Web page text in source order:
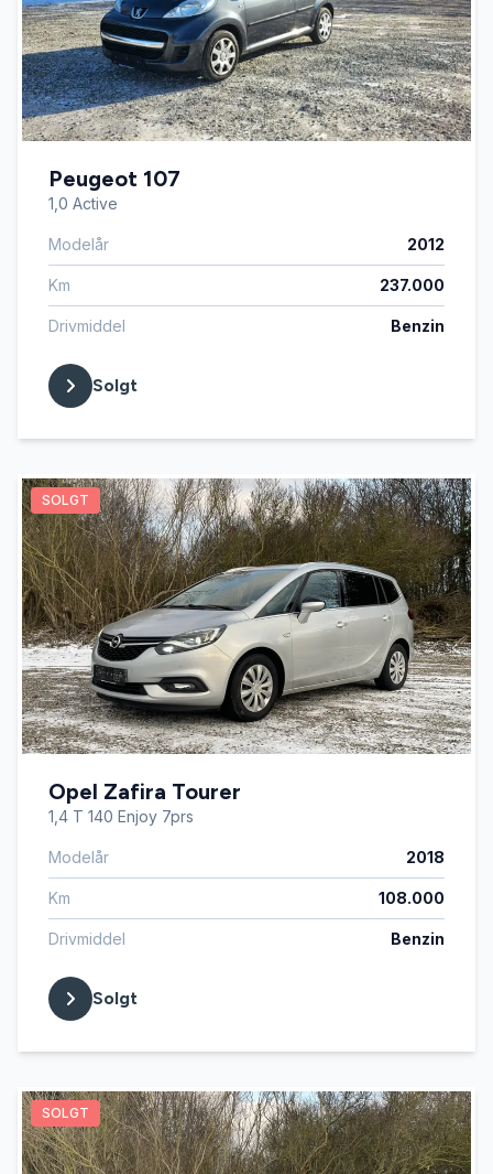
Peugeot 107
1,0 Active
Modelår 2012
Km 237.000
Drivmiddel Benzin
Solgt
SOLGT
Opel Zafira Tourer
1,4 T 140 Enjoy 7prs
Modelår 2018
Km 108.000
Drivmiddel Benzin
Solgt
SOLGT